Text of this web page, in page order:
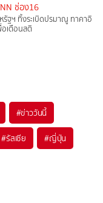
ช่อง16
รัฐฯ ทิ้งระเบิดปรมาณู ทาคาอิ
อเตือนสติ
#ข่าววันนี้
#รัสเซีย #ญี่ปุ่น